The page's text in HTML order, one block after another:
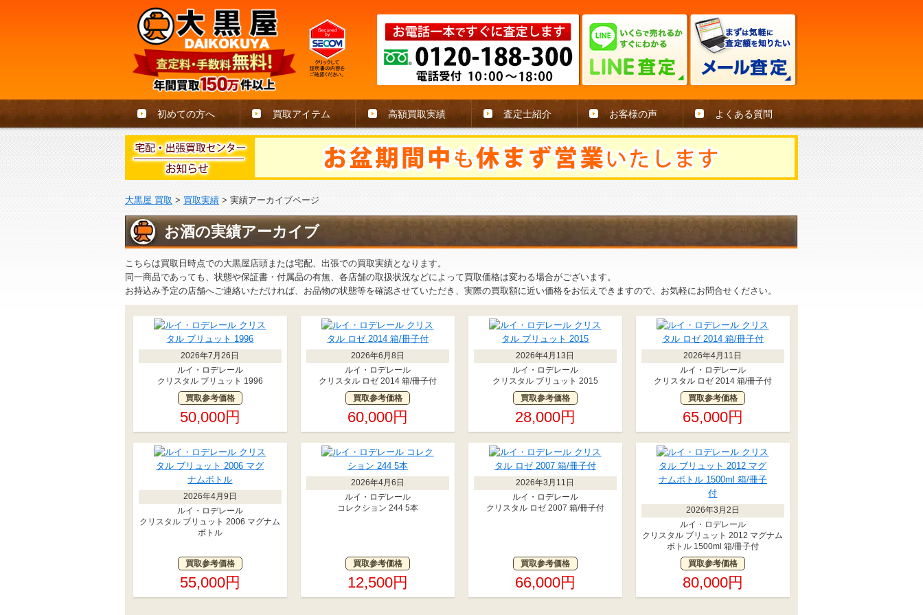
初めての方へ 買取アイテム 高額買取実績 査定士紹介 お客様の声 よくある質問
大黒屋 買取 > 買取実績 > 実績アーカイブページ
お酒の実績アーカイブ
こちらは買取日時点での大黒屋店頭または宅配、出張での買取実績となります。
同一商品であっても、状態や保証書・付属品の有無、各店舗の取扱状況などによって買取価格は変わる場合がございます。
お持込み予定の店舗へご連絡いただければ、お品物の状態等を確認させていただき、実際の買取額に近い価格をお伝えできますので、お気軽にお問合せください。
2026年7月26日
ルイ・ロデレール
クリスタル ブリュット 1996
買取参考価格
50,000円
2026年6月8日
ルイ・ロデレール
クリスタル ロゼ 2014 箱/冊子付
買取参考価格
60,000円
2026年4月13日
ルイ・ロデレール
クリスタル ブリュット 2015
買取参考価格
28,000円
2026年4月11日
ルイ・ロデレール
クリスタル ロゼ 2014 箱/冊子付
買取参考価格
65,000円
2026年4月9日
ルイ・ロデレール
クリスタル ブリュット 2006 マグナム
ボトル
買取参考価格
55,000円
2026年4月6日
ルイ・ロデレール
コレクション 244 5本
買取参考価格
12,500円
2026年3月11日
ルイ・ロデレール
クリスタル ロゼ 2007 箱/冊子付
買取参考価格
66,000円
2026年3月2日
ルイ・ロデレール
クリスタル ブリュット 2012 マグナム
ボトル 1500ml 箱/冊子付
買取参考価格
80,000円